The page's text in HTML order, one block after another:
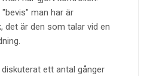
man har är
det är den som talar vid en
ett antal gånger